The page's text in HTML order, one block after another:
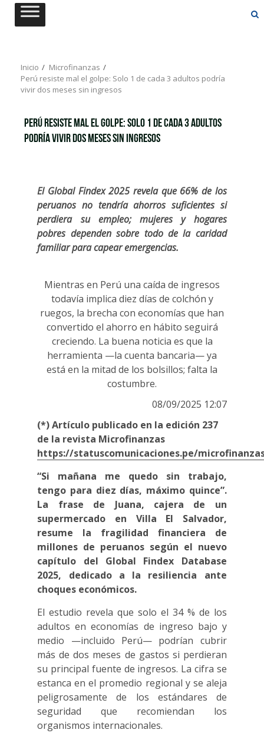
Saltar
Inicio
Microfinanzas
Perú resiste mal el golpe: Solo 1 de cada 3 adultos podría
vivir dos meses sin ingresos
Perú resiste mal el golpe: Solo 1 de cada 3 adultos
podría vivir dos meses sin ingresos
El Global Findex 2025 revela que 66% de los
peruanos no tendría ahorros suficientes si
perdiera su empleo; mujeres y hogares
pobres dependen sobre todo de la caridad
familiar para capear emergencias.
Mientras en Perú una caída de ingresos
todavía implica diez días de colchón y
ruegos, la brecha con economías que han
convertido el ahorro en hábito seguirá
creciendo. La buena noticia es que la
herramienta —la cuenta bancaria— ya
está en la mitad de los bolsillos; falta la
costumbre.
08/09/2025 12:07
(*) Artículo publicado en la edición 237
de la revista Microfinanzas
https://statuscomunicaciones.pe/
“Si mañana me quedo sin trabajo,
tengo para diez días, máximo quince”.
La frase de Juana, cajera de un
supermercado en Villa El Salvador,
resume la fragilidad financiera de
millones de peruanos según el nuevo
capítulo del Global Findex Database
2025, dedicado a la resiliencia ante
choques económicos.
El estudio revela que solo el 34 % de los
adultos en economías de ingreso bajo y
medio —incluido Perú— podrían cubrir
más de dos meses de gastos si perdieran
su principal fuente de ingresos. La cifra se
estanca en el promedio regional y se aleja
peligrosamente de los estándares de
seguridad que recomiendan los
organismos internacionales.